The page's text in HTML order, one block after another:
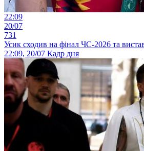
22:09
20/07
731
Усик сходив на фінал ЧС-2026 та
22:09, 20/07 Кадр дня